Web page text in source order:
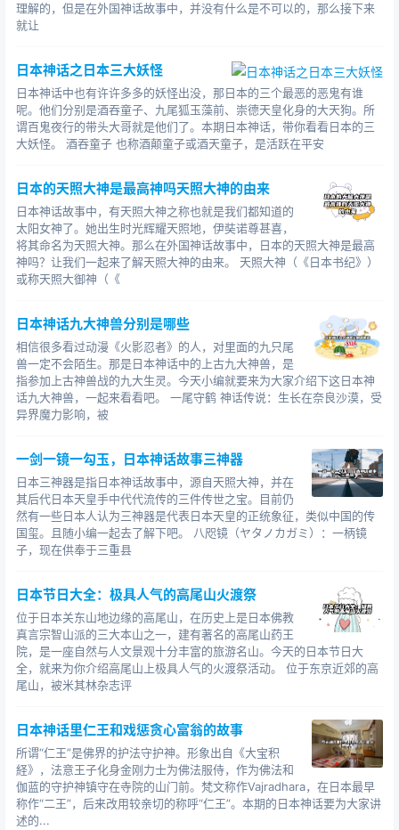
理解的，但是在外国神话故事中，并没有什么是不可以的，那么接下来
就让
日本神话之日本三大妖怪
日本神话中也有许许多多的妖怪出没，那日本的三个最恶的恶鬼有谁
呢。他们分别是酒吞童子、九尾狐玉藻前、崇德天皇化身的大天狗。所
谓百鬼夜行的带头大哥就是他们了。本期日本神话，带你看看日本的三
大妖怪。 酒吞童子 也称酒颠童子或酒天童子，是活跃在平安
日本的天照大神是最高神吗天照大神的由来
日本神话故事中，有天照大神之称也就是我们都知道的
太阳女神了。她出生时光辉耀天照地，伊奘诺尊甚喜，
将其命名为天照大神。那么在外国神话故事中，日本的天照大神是最高
神吗？让我们一起来了解天照大神的由来。 天照大神（《日本书纪》）
或称天照大御神（《
日本神话九大神兽分别是哪些
相信很多看过动漫《火影忍者》的人，对里面的九只尾
兽一定不会陌生。那是日本神话中的上古九大神兽，是
指参加上古神兽战的九大生灵。今天小编就要来为大家介绍下这日本神
话九大神兽，一起来看看吧。 一尾守鹤 神话传说：生长在奈良沙漠，受
异界魔力影响，被
一剑一镜一勾玉，日本神话故事三神器
日本三神器是指日本神话故事中，源自天照大神，并在
其后代日本天皇手中代代流传的三件传世之宝。目前仍
然有一些日本人认为三神器是代表日本天皇的正统象征，类似中国的传
国玺。且随小编一起去了解下吧。 八咫镜（ヤタノカガミ）：一柄镜
子，现在供奉于三重县
日本节日大全：极具人气的高尾山火渡祭
位于日本关东山地边缘的高尾山，在历史上是日本佛教
真言宗智山派的三大本山之一，建有著名的高尾山药王
院，是一座自然与人文景观十分丰富的旅游名山。今天的日本节日大
全，就来为你介绍高尾山上极具人气的火渡祭活动。 位于东京近郊的高
尾山，被米其林杂志评
日本神话里仁王和戏惩贪心富翁的故事
所谓“仁王”是佛界的护法守护神。形象出自《大宝积
経》，法意王子化身金刚力士为佛法服侍，作为佛法和
伽蓝的守护神镇守在寺院的山门前。梵文称作Vajradhara，在日本最早
称作“二王”，后来改用较亲切的称呼“仁王”。本期的日本神话要为大家讲
述的...